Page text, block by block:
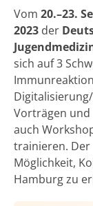
Vom 20.–23.
2023 der
sich auf 3
Vorträgen und
auch
trainieren. Der
Möglichkeit,
Hamburg zu